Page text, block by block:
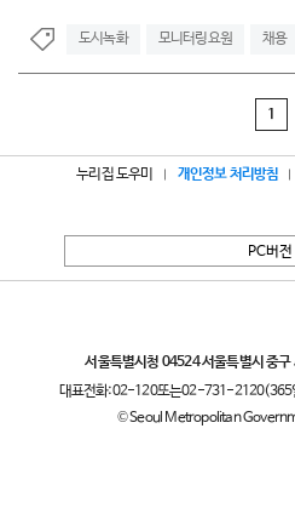
도시녹화 모니터링요원 채용
1
누리집 도우미 개인정보 처리방침
PC버전
서울특별시청 04524 서울특별시 중
대표전화:02-120또는02-731-2120(365
© Seoul Metropolitan